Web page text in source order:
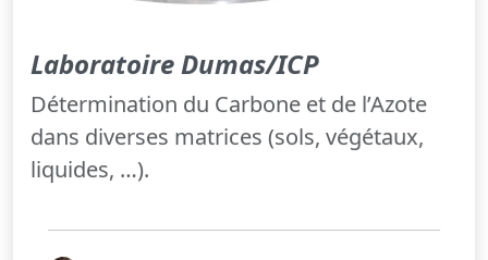
Laboratoire Dumas/ICP
Détermination du Carbone et de l’Azote
dans diverses matrices (sols, végétaux,
liquides, …).